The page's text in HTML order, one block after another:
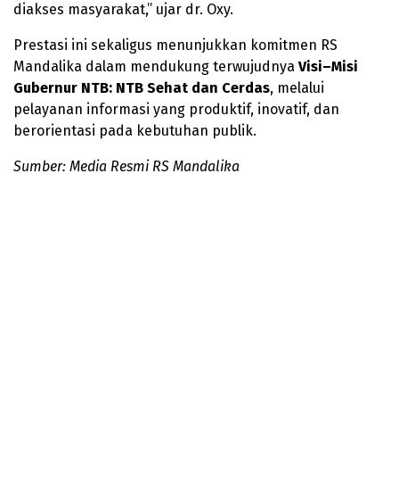
diakses masyarakat,” ujar dr. Oxy.
Prestasi ini sekaligus menunjukkan komitmen RS
Mandalika dalam mendukung terwujudnya Visi–Misi
Gubernur NTB: NTB Sehat dan Cerdas, melalui
pelayanan informasi yang produktif, inovatif, dan
berorientasi pada kebutuhan publik.
Sumber: Media Resmi RS Mandalika